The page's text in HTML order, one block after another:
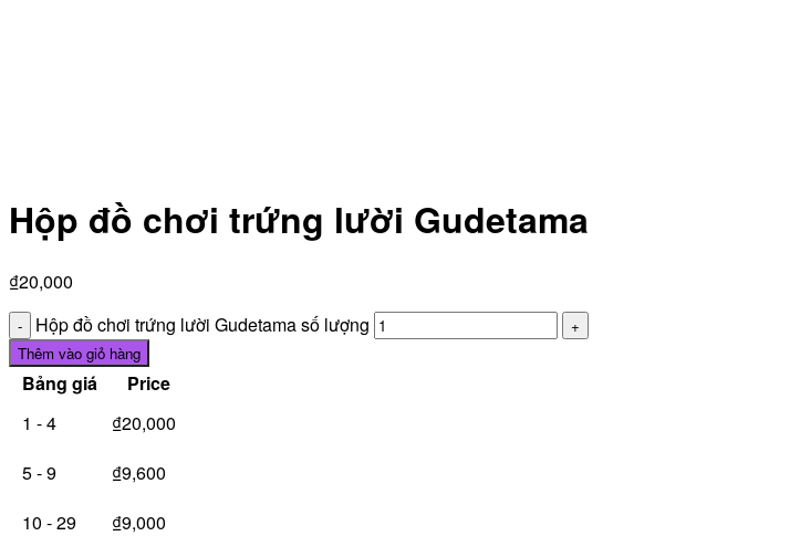
Hộp đồ chơi trứng lười Gudetama
₫20,000
Hộp đồ chơi trứng lười Gudetama số lượng
Thêm vào giỏ hàng
Bảng giá
Price
1 - 4
₫20,000
5 - 9
₫9,600
10 - 29
₫9,000